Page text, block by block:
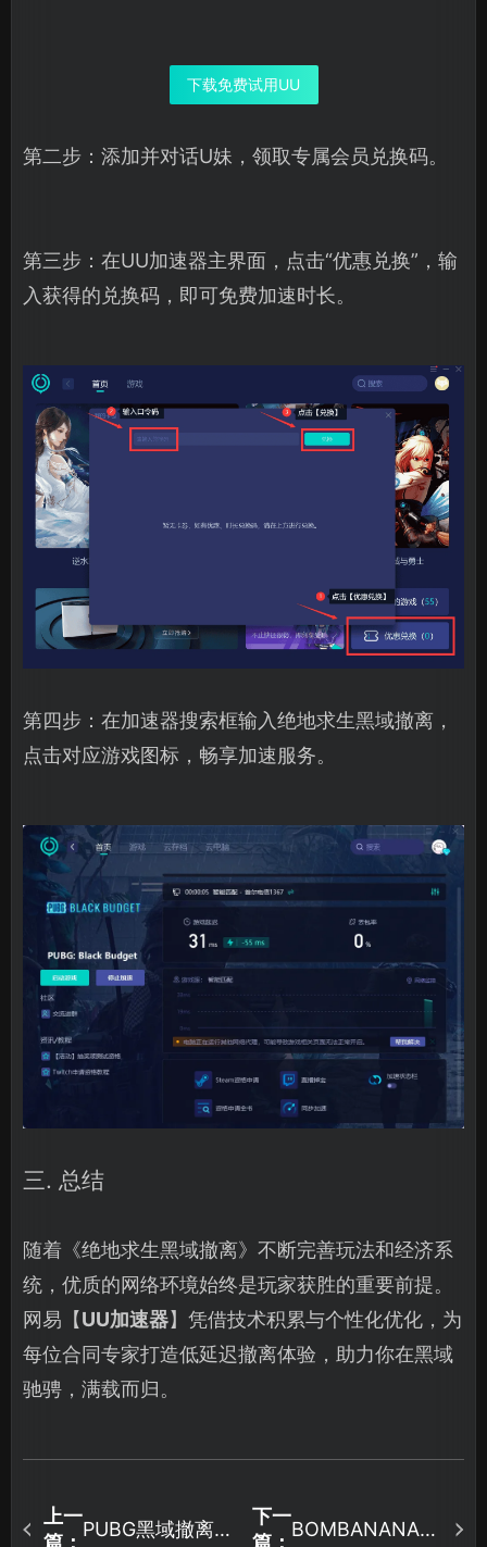
下载免费试用UU
第二步：添加并对话U妹，领取专属会员兑换码。
第三步：在UU加速器主界面，点击“优惠兑换”，输
入获得的兑换码，即可免费加速时长。
第四步：在加速器搜索框输入绝地求生黑域撤离，
点击对应游戏图标，畅享加速服务。
三. 总结
随着《绝地求生黑域撤离》不断完善玩法和经济系
统，优质的网络环境始终是玩家获胜的重要前提。
网易【UU加速器】凭借技术积累与个性化优化，为
每位合同专家打造低延迟撤离体验，助力你在黑域
驰骋，满载而归。
上一
篇：
PUBG黑域撤离加
下一
篇：
BOMBANANA加